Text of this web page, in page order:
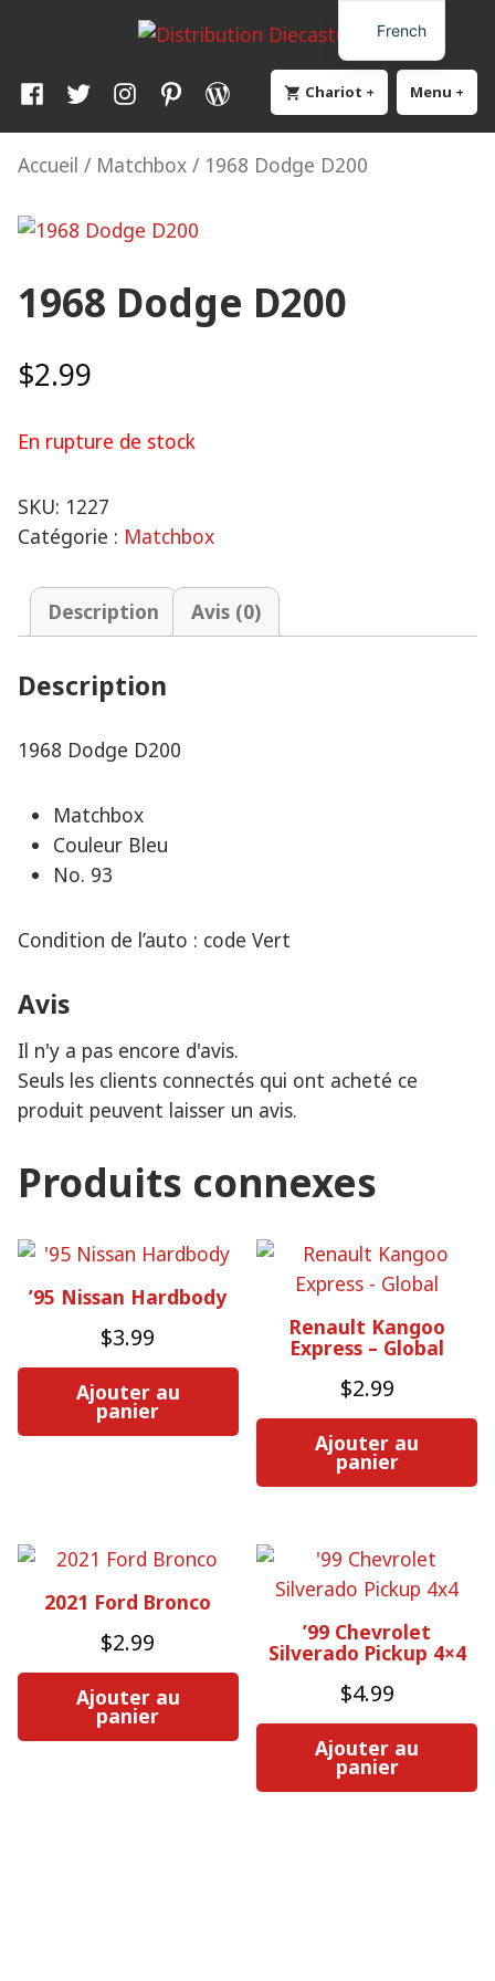
Distribution Diecast64
Une passion, un mode de vie.
Menu +
Chariot + élargi
effondré
FacebookTwitterInstagramPinterestWordPress
Accueil / Matchbox / 1968 Dodge D200
1968 Dodge D200
$2.99
En rupture de stock
SKU: 1227
Catégorie : Matchbox
Description Avis (0)
Description
1968 Dodge D200
Matchbox
Couleur Bleu
No. 93
Condition de l’auto : code Vert
Avis
Il n'y a pas encore d'avis.
Seuls les clients connectés qui ont acheté ce
produit peuvent laisser un avis.
Produits connexes
’95 Nissan Hardbody
$3.99
Ajouter au
panier
Renault Kangoo
Express – Global
$2.99
Ajouter au
panier
2021 Ford Bronco
$2.99
Ajouter au
panier
’99 Chevrolet
Silverado Pickup 4×4
$4.99
Ajouter au
panier
French